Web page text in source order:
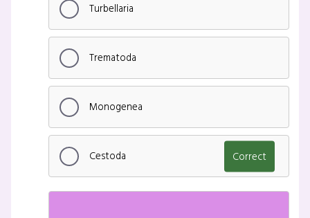
Turbellaria
Trematoda
Monogenea
Cestoda Correct